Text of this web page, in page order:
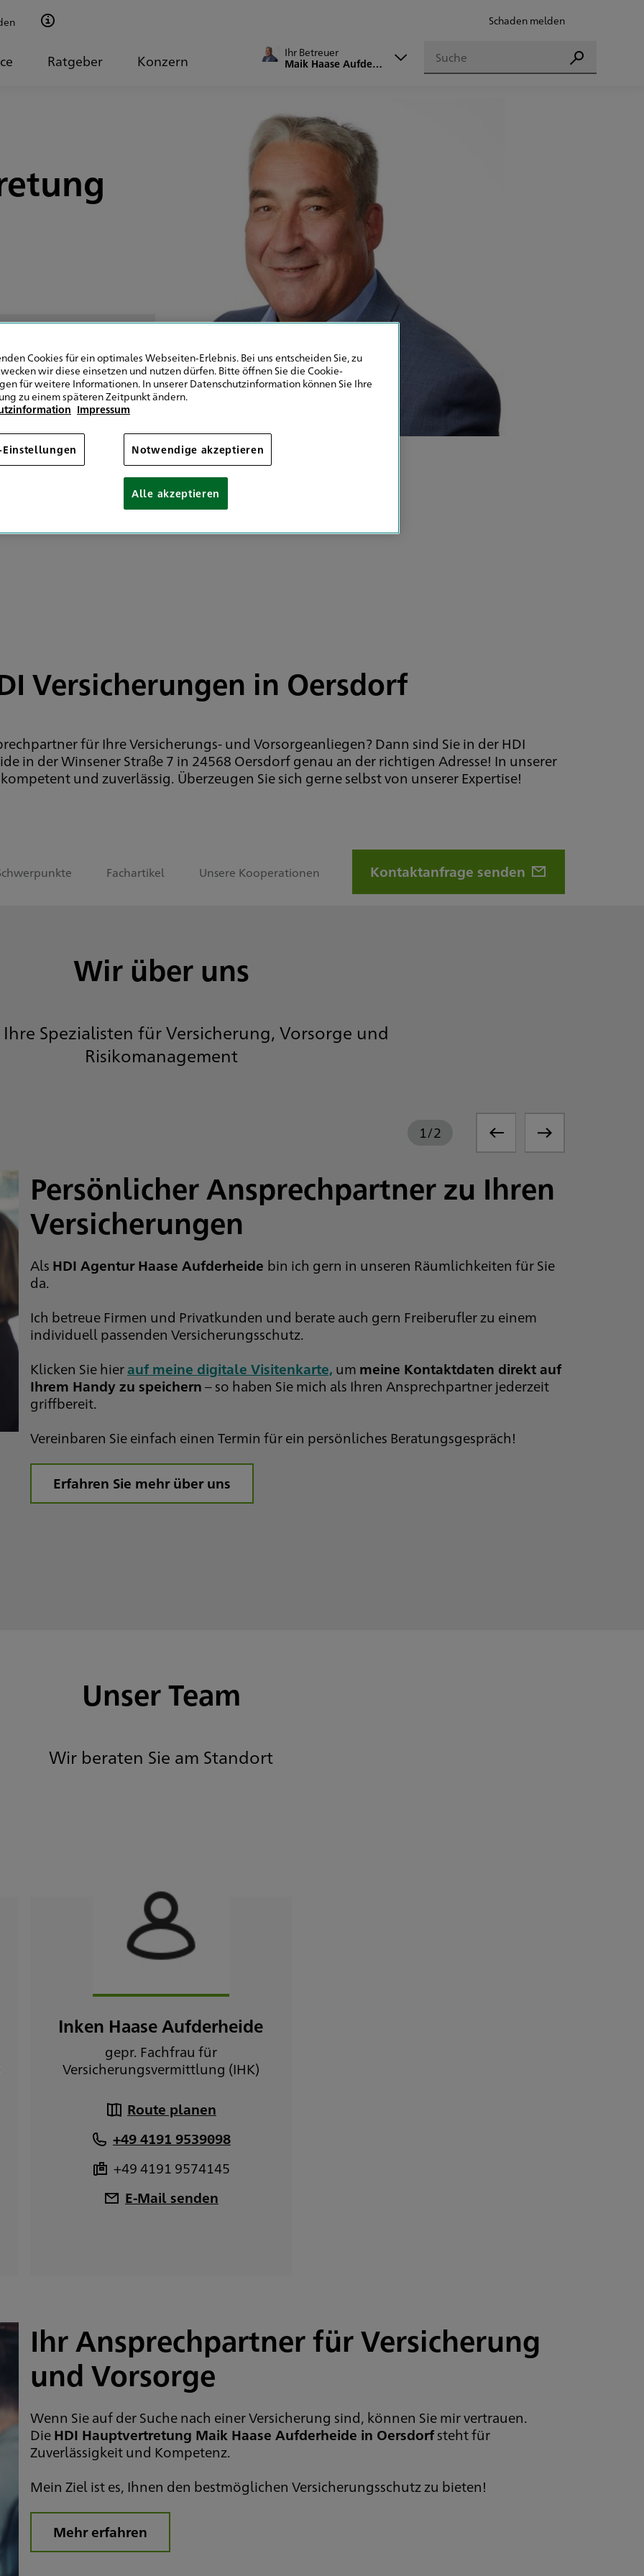
Schaden melden
Ratgeber Konzern
Ihr Betreuer
Maik Haase Aufderheide
Suchen
Suchen
4191 9539098
4191 9574145
senden
Versicherungen in Oersdorf
für Ihre Versicherungs- und Vorsorgeanliegen? Dann sind Sie in der HDI
in der Winsener Straße 7 in 24568 Oersdorf genau an der richtigen Adresse! In unserer
und zuverlässig. Überzeugen Sie sich gerne selbst von unserer Expertise!
Fachartikel Unsere Kooperationen Kontaktanfrage senden
Wir über uns
Spezialisten für Versicherung, Vorsorge und
Risikomanagement
1/2
Persönlicher Ansprechpartner zu Ihren
Versicherungen
Als HDI Agentur Haase Aufderheide bin ich gern in unseren Räumlichkeiten für Sie
da.
Ich betreue Firmen und Privatkunden und berate auch gern Freiberufler zu einem
individuell passenden Versicherungsschutz.
Klicken Sie hierauf meine digitale Visitenkarte, um meine Kontaktdaten direkt auf
Ihrem Handy zu speichern– so haben Sie mich als Ihren Ansprechpartner jederzeit
griffbereit.
Vereinbaren Sie einfach einen Termin für ein persönliches Beratungsgespräch!
Erfahren Sie mehr über uns
Unser Team
Wir beraten Sie am Standort
Inken Haase Aufderheide
gepr. Fachfrau für
Versicherungsvermittlung (IHK)
Route planen
+49 4191 9539098
+49 4191 9574145
E-Mail senden
Ihr Ansprechpartner für Versicherung
und Vorsorge
Wenn Sie auf der Suche nach einer Versicherung sind, können Sie mir vertrauen.
DieHDI Hauptvertretung Maik Haase Aufderheide in Oersdorfsteht für
Zuverlässigkeit und Kompetenz.
Mein Ziel ist es, Ihnen den bestmöglichen Versicherungsschutz zu bieten!
Mehr erfahren
Cookies für ein optimales Webseiten-Erlebnis. Bei uns entscheiden Sie, zu
wir diese einsetzen und nutzen dürfen. Bitte öffnen Sie die Cookie-
für weitere Informationen. In unserer Datenschutzinformation können Sie Ihre
zu einem späteren Zeitpunkt ändern.
Impressum
Einstellungen Notwendige akzeptieren
Alle akzeptieren